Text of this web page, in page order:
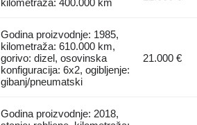
kilometraža: 400.000 km
Godina proizvodnje: 1985,
kilometraža: 610.000 km,
gorivo: dizel, osovinska
konfiguracija: 6x2, ogibljenje:
gibanj/pneumatski
21.000 €
Godina proizvodnje: 2018,